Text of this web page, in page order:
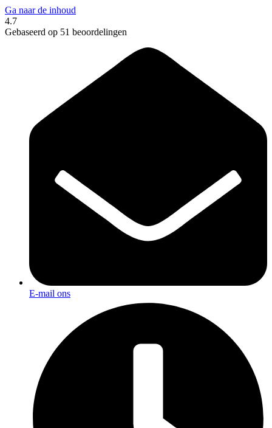
Ga naar de inhoud
4.7
Gebaseerd op 51 beoordelingen
E-mail ons